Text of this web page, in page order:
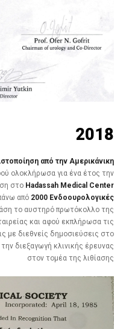
2018
από την Αμερικάνικη
ολοκλήρωσα για ένα έτος την
στο Hadassah Medical Center
από 2000 Ενδοουρολογικές
το αυστηρό πρωτόκολλο της
και αφού εκπλήρωσα τις
με διεθνείς δημοσιεύσεις στο
διεξαγωγή κλινικής έρευνας
στον τομέα της λιθίασης